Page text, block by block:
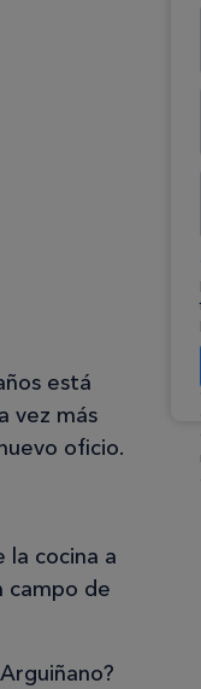
está
vez más
oficio.
cocina a
campo de